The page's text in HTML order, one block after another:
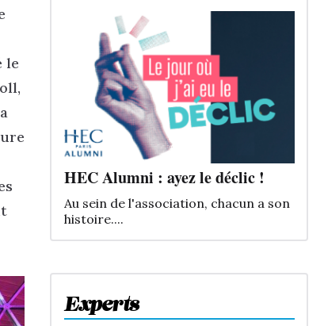
le
Experts
HEC Alumni : ayez le déclic !
Au sein de l'association, chacun a son
histoire....